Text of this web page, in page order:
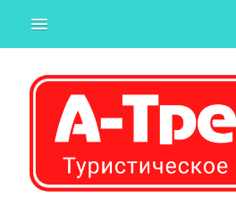
ИЗ ТЮМЕНИ
ИЗ ЕКАТЕРИНБУРГА
ИЗ МОСКВЫ